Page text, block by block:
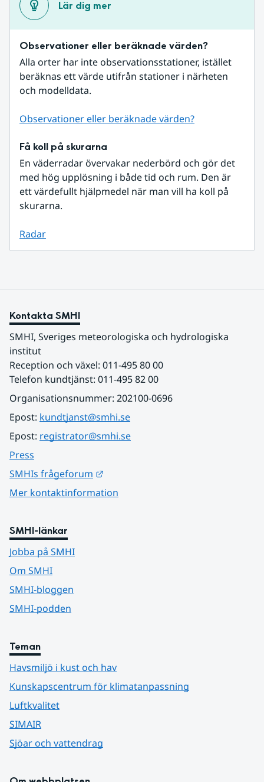
Lär dig mer
Observationer eller beräknade värden?
Alla orter har inte observationsstationer, istället
beräknas ett värde utifrån stationer i närheten
och modelldata.
Observationer eller beräknade värden?
Få koll på skurarna
En väderradar övervakar nederbörd och gör det
med hög upplösning i både tid och rum. Den är
ett värdefullt hjälpmedel när man vill ha koll på
skurarna.
Radar
Kontakta SMHI
SMHI, Sveriges meteorologiska och hydrologiska
institut
Reception och växel: 011-495 80 00
Telefon kundtjänst: 011-495 82 00
Organisationsnummer: 202100-0696
Epost: kundtjanst@smhi.se
Epost: registrator@smhi.se
Press
SMHIs frågeforum
Mer kontaktinformation
SMHI-länkar
Jobba på SMHI
Om SMHI
SMHI-bloggen
SMHI-podden
Teman
Havsmiljö i kust och hav
Kunskapscentrum för klimatanpassning
Luftkvalitet
SIMAIR
Sjöar och vattendrag